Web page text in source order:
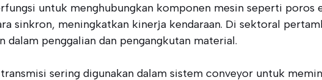
untuk menghubungkan komponen mesin seperti poros
sinkron, meningkatkan kinerja kendaraan. Di sektoral
dalam penggalian dan pengangkutan material.
sering digunakan dalam sistem conveyor untuk